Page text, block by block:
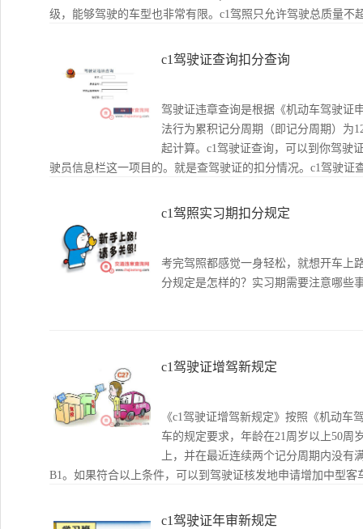
级，能够驾驶的车型也非常有限。c1驾照只允许驾驶总质量不
c1驾驶证查询扣分查询
驾驶证违章查询是根据《机动车驾驶证
法行为累积记分周期（即记分周期）为
起计算。c1驾驶证查询，可以到你驾驶
驶员信息栏这一项目的。就是查驾驶证的扣分情况。c1驾驶
c1驾照实习期扣分规定
考完驾照都感觉一身轻松，就想开车上
分规定是怎样的？实习期需要注意哪些
c1驾驶证增驾新规定
《c1驾驶证增驾新规定》按照《机动
车的规定要求，年龄在21周岁以上50周
上，并在最近连续两个记分周期内没
B1。如果符合以上条件，可以到驾驶证核发地申请增加中型
c1驾驶证年审新规定